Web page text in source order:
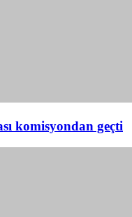
komisyondan geçti